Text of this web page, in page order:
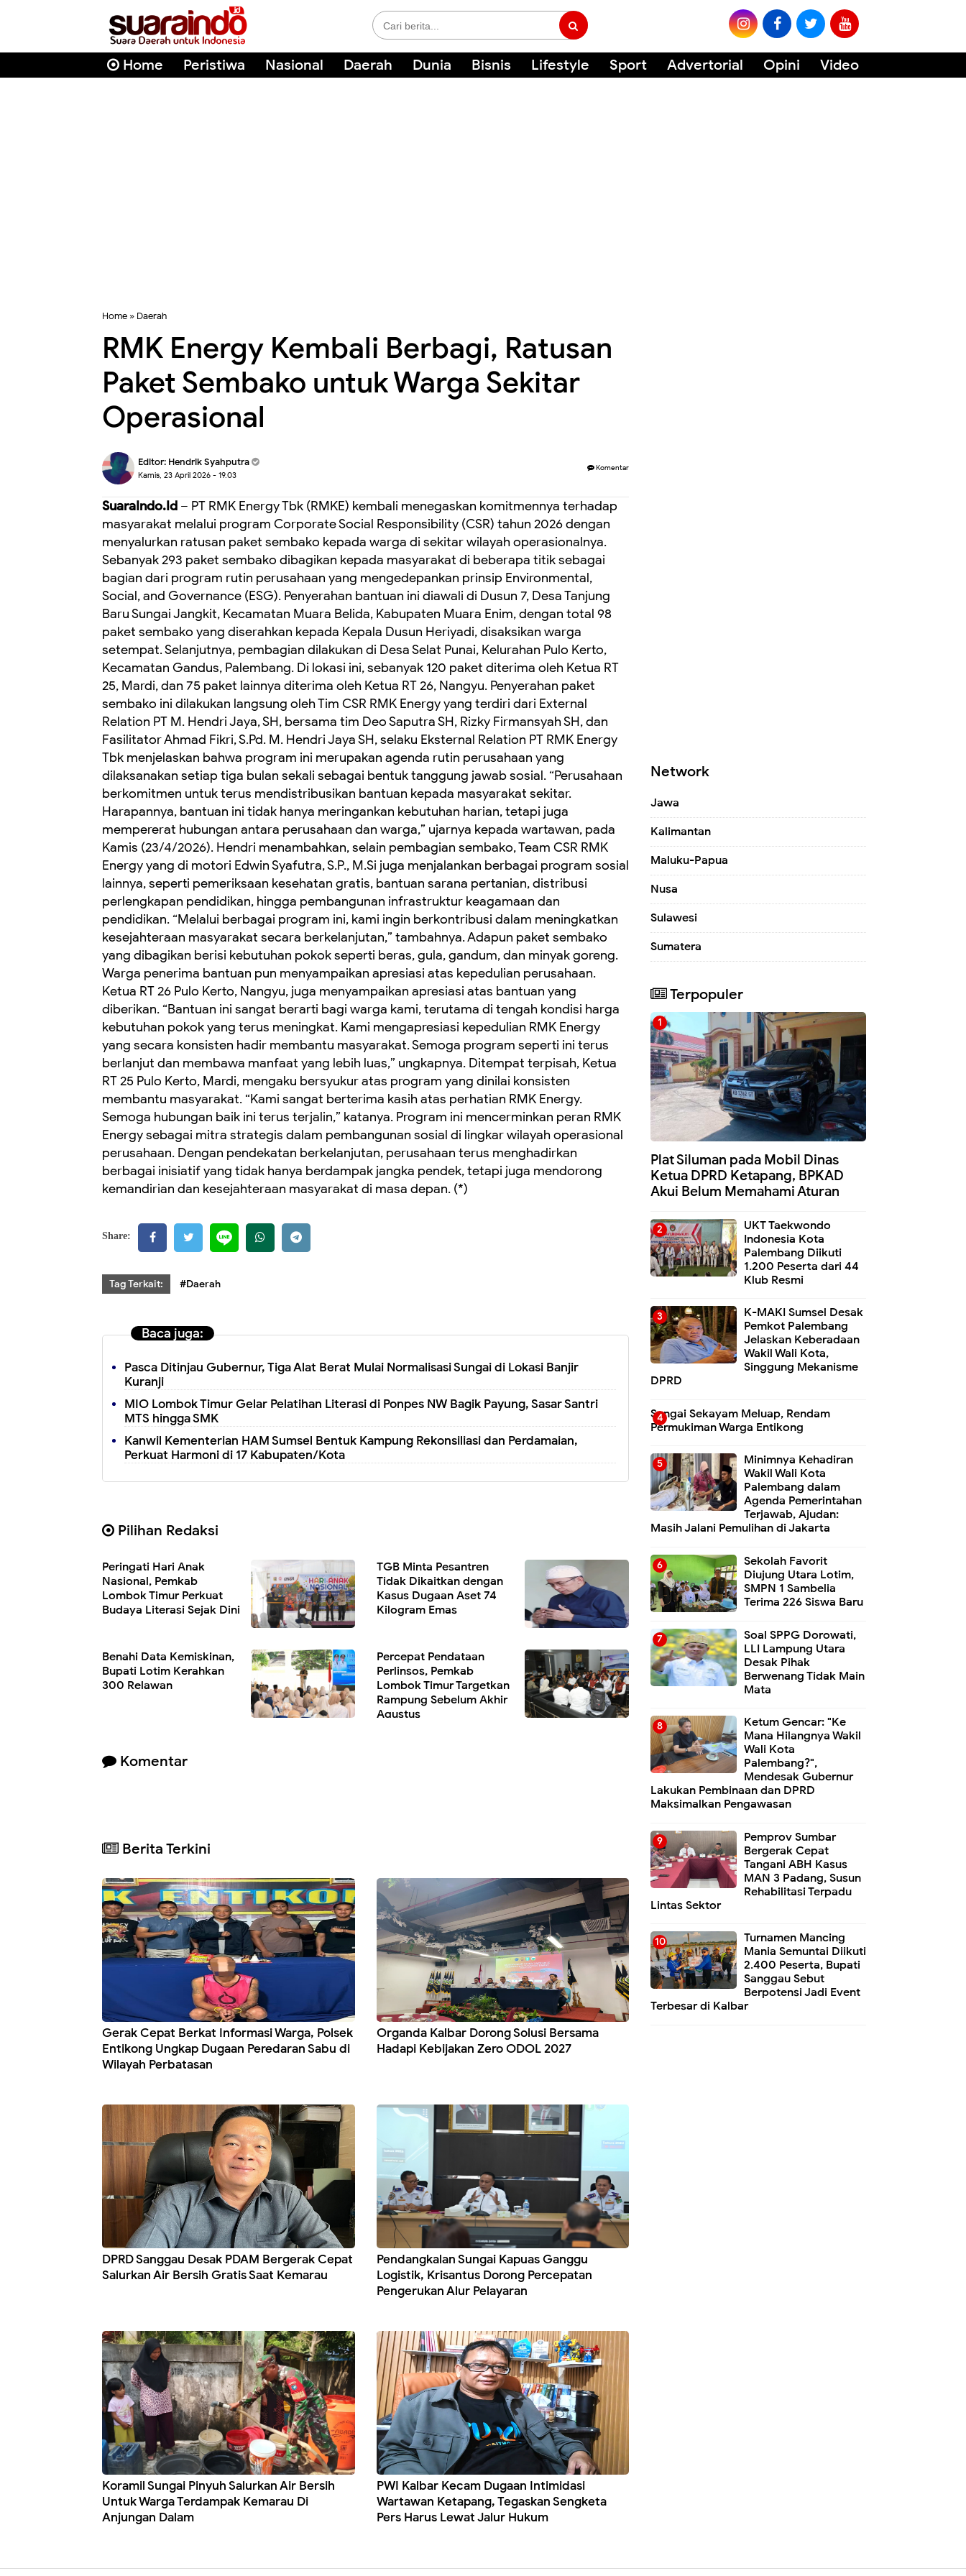
Home Peristiwa Nasional Daerah Dunia Bisnis Lifestyle Sport Advertorial Opini Video
Home » Daerah
RMK Energy Kembali Berbagi, Ratusan
Paket Sembako untuk Warga Sekitar
Operasional
Editor: Hendrik Syahputra
Kamis, 23 April 2026 - 19.03
Komentar
SuaraIndo.Id – PT RMK Energy Tbk (RMKE) kembali menegaskan komitmennya terhadap
masyarakat melalui program Corporate Social Responsibility (CSR) tahun 2026 dengan
menyalurkan ratusan paket sembako kepada warga di sekitar wilayah operasionalnya.
Sebanyak 293 paket sembako dibagikan kepada masyarakat di beberapa titik sebagai
bagian dari program rutin perusahaan yang mengedepankan prinsip Environmental,
Social, and Governance (ESG). Penyerahan bantuan ini diawali di Dusun 7, Desa Tanjung
Baru Sungai Jangkit, Kecamatan Muara Belida, Kabupaten Muara Enim, dengan total 98
paket sembako yang diserahkan kepada Kepala Dusun Heriyadi, disaksikan warga
setempat. Selanjutnya, pembagian dilakukan di Desa Selat Punai, Kelurahan Pulo Kerto,
Kecamatan Gandus, Palembang. Di lokasi ini, sebanyak 120 paket diterima oleh Ketua RT
25, Mardi, dan 75 paket lainnya diterima oleh Ketua RT 26, Nangyu. Penyerahan paket
sembako ini dilakukan langsung oleh Tim CSR RMK Energy yang terdiri dari External
Relation PT M. Hendri Jaya, SH, bersama tim Deo Saputra SH, Rizky Firmansyah SH, dan
Fasilitator Ahmad Fikri, S.Pd. M. Hendri Jaya SH, selaku Eksternal Relation PT RMK Energy
Tbk menjelaskan bahwa program ini merupakan agenda rutin perusahaan yang
dilaksanakan setiap tiga bulan sekali sebagai bentuk tanggung jawab sosial. “Perusahaan
berkomitmen untuk terus mendistribusikan bantuan kepada masyarakat sekitar.
Harapannya, bantuan ini tidak hanya meringankan kebutuhan harian, tetapi juga
mempererat hubungan antara perusahaan dan warga,” ujarnya kepada wartawan, pada
Kamis (23/4/2026). Hendri menambahkan, selain pembagian sembako, Team CSR RMK
Energy yang di motori Edwin Syafutra, S.P., M.Si juga menjalankan berbagai program sosial
lainnya, seperti pemeriksaan kesehatan gratis, bantuan sarana pertanian, distribusi
perlengkapan pendidikan, hingga pembangunan infrastruktur keagamaan dan
pendidikan. “Melalui berbagai program ini, kami ingin berkontribusi dalam meningkatkan
kesejahteraan masyarakat secara berkelanjutan,” tambahnya. Adapun paket sembako
yang dibagikan berisi kebutuhan pokok seperti beras, gula, gandum, dan minyak goreng.
Warga penerima bantuan pun menyampaikan apresiasi atas kepedulian perusahaan.
Ketua RT 26 Pulo Kerto, Nangyu, juga menyampaikan apresiasi atas bantuan yang
diberikan. “Bantuan ini sangat berarti bagi warga kami, terutama di tengah kondisi harga
kebutuhan pokok yang terus meningkat. Kami mengapresiasi kepedulian RMK Energy
yang secara konsisten hadir membantu masyarakat. Semoga program seperti ini terus
berlanjut dan membawa manfaat yang lebih luas,” ungkapnya. Ditempat terpisah, Ketua
RT 25 Pulo Kerto, Mardi, mengaku bersyukur atas program yang dinilai konsisten
membantu masyarakat. “Kami sangat berterima kasih atas perhatian RMK Energy.
Semoga hubungan baik ini terus terjalin,” katanya. Program ini mencerminkan peran RMK
Energy sebagai mitra strategis dalam pembangunan sosial di lingkar wilayah operasional
perusahaan. Dengan pendekatan berkelanjutan, perusahaan terus menghadirkan
berbagai inisiatif yang tidak hanya berdampak jangka pendek, tetapi juga mendorong
kemandirian dan kesejahteraan masyarakat di masa depan. (*)
Share:
Tag Terkait: #Daerah
Baca juga:
Pasca Ditinjau Gubernur, Tiga Alat Berat Mulai Normalisasi Sungai di Lokasi Banjir
Kuranji
MIO Lombok Timur Gelar Pelatihan Literasi di Ponpes NW Bagik Payung, Sasar Santri
MTS hingga SMK
Kanwil Kementerian HAM Sumsel Bentuk Kampung Rekonsiliasi dan Perdamaian,
Perkuat Harmoni di 17 Kabupaten/Kota
Pilihan Redaksi
Peringati Hari Anak
Nasional, Pemkab
Lombok Timur Perkuat
Budaya Literasi Sejak Dini
TGB Minta Pesantren
Tidak Dikaitkan dengan
Kasus Dugaan Aset 74
Kilogram Emas
Benahi Data Kemiskinan,
Bupati Lotim Kerahkan
300 Relawan ‎
Percepat Pendataan
Perlinsos, Pemkab
Lombok Timur Targetkan
Rampung Sebelum Akhir
Agustus
Komentar
Berita Terkini
Gerak Cepat Berkat Informasi Warga, Polsek
Entikong Ungkap Dugaan Peredaran Sabu di
Wilayah Perbatasan
Organda Kalbar Dorong Solusi Bersama
Hadapi Kebijakan Zero ODOL 2027
DPRD Sanggau Desak PDAM Bergerak Cepat
Salurkan Air Bersih Gratis Saat Kemarau
Pendangkalan Sungai Kapuas Ganggu
Logistik, Krisantus Dorong Percepatan
Pengerukan Alur Pelayaran
Koramil Sungai Pinyuh Salurkan Air Bersih
Untuk Warga Terdampak Kemarau Di
Anjungan Dalam
PWI Kalbar Kecam Dugaan Intimidasi
Wartawan Ketapang, Tegaskan Sengketa
Pers Harus Lewat Jalur Hukum
Network
Jawa
Kalimantan
Maluku-Papua
Nusa
Sulawesi
Sumatera
Terpopuler
Plat Siluman pada Mobil Dinas
Ketua DPRD Ketapang, BPKAD
Akui Belum Memahami Aturan
UKT Taekwondo
Indonesia Kota
Palembang Diikuti
1.200 Peserta dari 44
Klub Resmi
K-MAKI Sumsel Desak
Pemkot Palembang
Jelaskan Keberadaan
Wakil Wali Kota,
Singgung Mekanisme
DPRD
Sungai Sekayam Meluap, Rendam
Permukiman Warga Entikong
Minimnya Kehadiran
Wakil Wali Kota
Palembang dalam
Agenda Pemerintahan
Terjawab, Ajudan:
Masih Jalani Pemulihan di Jakarta
Sekolah Favorit
Diujung Utara Lotim,
SMPN 1 Sambelia
Terima 226 Siswa Baru ‎
Soal SPPG Dorowati,
LLI Lampung Utara
Desak Pihak
Berwenang Tidak Main
Mata
Ketum Gencar: "Ke
Mana Hilangnya Wakil
Wali Kota
Palembang?",
Mendesak Gubernur
Lakukan Pembinaan dan DPRD
Maksimalkan Pengawasan
Pemprov Sumbar
Bergerak Cepat
Tangani ABH Kasus
MAN 3 Padang, Susun
Rehabilitasi Terpadu
Lintas Sektor
Turnamen Mancing
Mania Semuntai Diikuti
2.400 Peserta, Bupati
Sanggau Sebut
Berpotensi Jadi Event
Terbesar di Kalbar